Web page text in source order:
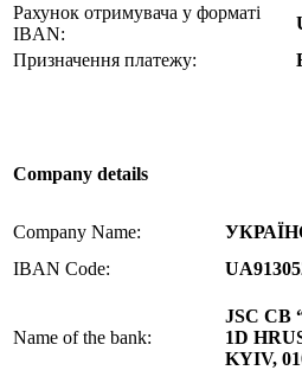
Рахунок отримувача у форматі
IBAN:
Призначення платежу:
Company details
Company Name:
IBAN Code:
Name of the bank:
JSC CB
1D
KYIV,